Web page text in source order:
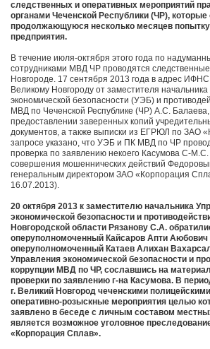
следственных и оперативных мероприятий
органами Чеченской Республики (ЧР), которые
продолжающуюся несколько месяцев попытку
предприятия.
В течение июля-октября этого года по
сотрудниками МВД ЧР проводятся
Новгороде. 17 сентября 2013 года в адрес
Великому Новгороду от заместителя
экономической безопасности (УЭБ) и
МВД по Чеченской Республике (ЧР) А.С.
предоставлении заверенных копий
документов, а также выписки из ЕГРЮЛ по ЗАО
запросе указано, что УЭБ и ПК МВД по ЧР
проверка по заявлению некоего Касумова С-
совершения мошеннических действий
генеральным директором ЗАО «Корпорация
16.07.2013).
20 октября 2013 к заместителю начальника
экономической безопасности и
Новгородской области Рязанову С.А.
оперуполномоченный Кайсаров Апти Аюбович
оперуполномоченный Катаев Алихан
Управления экономической безопасности и
коррупции МВД по ЧР, сославшись на
проверки по заявлению г-на Касумова. В
г. Великий Новгород чеченскими
оперативно-розыскные мероприятия целью
заявлено в беседе с личным составом
является возможное уголовное
«Корпорация Сплав».